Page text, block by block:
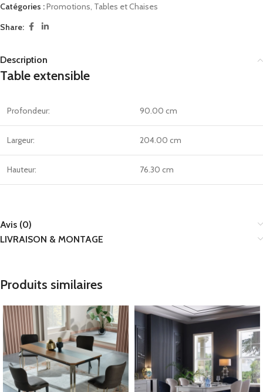
Catégories :Promotions, Tables et Chaises
Share:
Description
Tableextensible
Profondeur: 90.00 cm
Largeur: 204.00 cm
Hauteur: 76.30 cm
Avis (0)
LIVRAISON & MONTAGE
Produits similaires